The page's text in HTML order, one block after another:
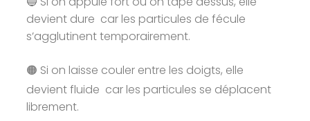
devient dure car les particules de fécule
s’agglutinent temporairement.
🟠 Si on laisse couler entre les doigts, elle
devient fluide car les particules se déplacent
librement.